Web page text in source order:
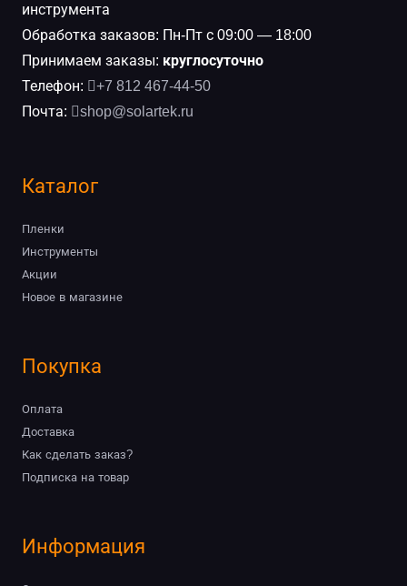
инструмента
Обработка заказов: Пн-Пт с 09:00 — 18:00
Принимаем заказы: круглосуточно
Телефон:
+7 812 467-44-50
Почта:
shop@solartek.ru
Каталог
Пленки
Инструменты
Акции
Новое в магазине
Покупка
Оплата
Доставка
Как сделать заказ?
Подписка на товар
Информация